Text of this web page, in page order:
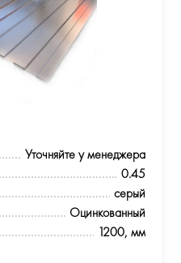
Уточняйте у менеджера
0.45
серый
Оцинкованный
1200, мм